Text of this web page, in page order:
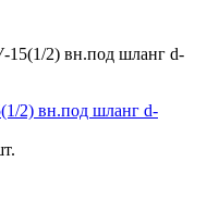
2) вн.под шланг d-